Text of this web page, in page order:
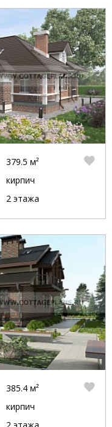
379.5 м²
кирпич
2 этажа
385.4 м²
кирпич